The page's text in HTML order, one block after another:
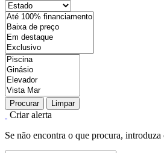
Procurar Limpar
Criar alerta
Se não encontra o que procura,